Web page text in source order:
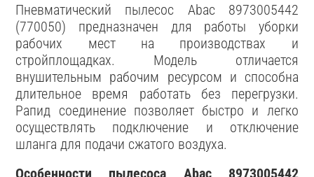
Пневматический пылесос Abac 8973005442
(770050) предназначен для работы уборки
рабочих мест на производствах и
стройплощадках. Модель отличается
внушительным рабочим ресурсом и способна
длительное время работать без перегрузки.
Рапид соединение позволяет быстро и легко
осуществлять подключение и отключение
шланга для подачи сжатого воздуха.
Особенности пылесоса Abac 8973005442